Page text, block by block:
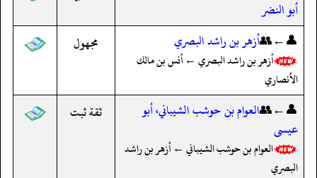
أبو النضر
👤←👥أزهر بن راشد البصري
أزهر بن راشد البصري ← أنس بن مالك
الأنصاري
مجهول
👤←👥العوام بن حوشب الشيباني، أبو
عيسى
العوام بن حوشب الشيباني ← أزهر بن راشد
البصري
ثقة ثبت